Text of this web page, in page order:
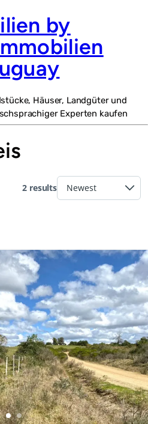
by
Häuser, Landgüter und
Experten kaufen
2 results